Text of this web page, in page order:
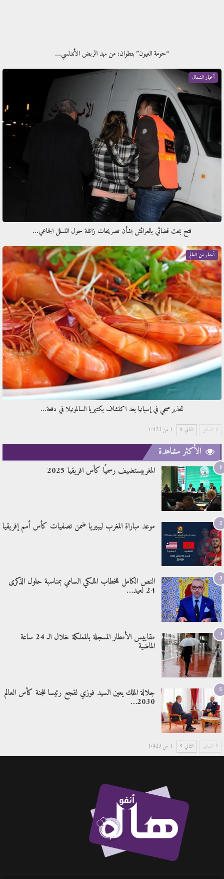
“حومة العيون” بتطوان: من مهد الربض الأندلسي…
أخبار الشمال
فتح بحث قضائي بالعرائش بشأن تصريحات زائفة حول التسلل الجماعي…
أخبار من العالم
تحذير صحي في إسبانيا بعد اكتشاف بكتيريا السالمونيلا في دفعة…
السابق التالي 1 من 1٬423
الأكثر مشاهدة
1 المغربيستضيف رسميًا كأس افريقيا 2025
2 موعد مباراة المغرب ليبيريا ضمن تصفيات كأس أمم إفريقيا
3 النص الكامل للخطاب الملكي السامي بمناسبة حلول الذكرى
24 لعيد…
4 مقاييس الأمطار المسجلة بالمملكة خلال الـ 24 ساعة
الماضية
5 جلالة الملك يعين السيد فوزي لقجع رئيسا للجنة كأس العالم
2030…
السابق التالي 1 من 1٬423